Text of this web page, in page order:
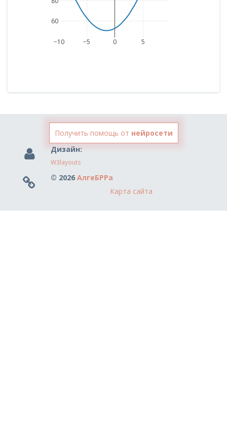
−10 −5 0 5
60
Получить помощь от нейросети
Дизайн:
W3layouts
© 2026 АлгеБРРа
Карта сайта